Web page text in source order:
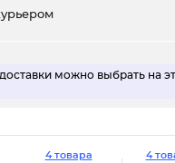
можно выбрать на
4 товара
4